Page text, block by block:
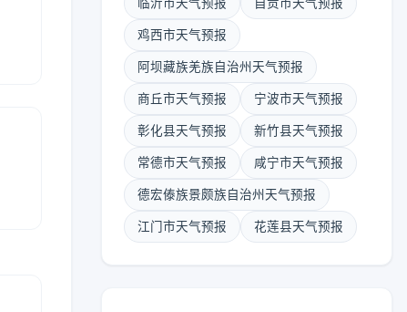
鸡西市天气预报
阿坝藏族羌族自治州天气预报
商丘市天气预报 宁波市天气预报
彰化县天气预报 新竹县天气预报
常德市天气预报 咸宁市天气预报
德宏傣族景颇族自治州天气预报
江门市天气预报 花莲县天气预报